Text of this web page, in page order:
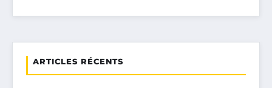
ARTICLES RÉCENTS